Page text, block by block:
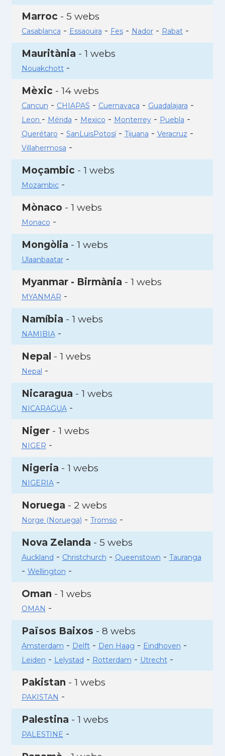
Marroc - 5 webs
Casablanca - Essaouira - Fes- Nador- Rabat-
Mauritània - 1 webs
Nouakchott-
Mèxic - 14 webs
Cancun - CHIAPAS - Cuernavaca - Guadalajara -
Leon - Mérida - Mexico - Monterrey- Puebla -
Querétaro - SanLuisPotosí- Tijuana - Veracruz -
Villahermosa -
Moçambic - 1 webs
Mozambic-
Mònaco - 1 webs
Monaco -
Mongòlia - 1 webs
Ulaanbaatar-
Myanmar - Birmània - 1 webs
MYANMAR -
Namíbia - 1 webs
NAMIBIA-
Nepal - 1 webs
Nepal -
Nicaragua - 1 webs
NICARAGUA-
Niger- 1 webs
NIGER -
Nigeria - 1 webs
NIGERIA-
Noruega - 2 webs
Norge (Noruega) - Tromso -
Nova Zelanda - 5 webs
Auckland - Christchurch - Queenstown - Tauranga
- Wellington -
Oman - 1 webs
OMAN -
Països Baixos - 8 webs
Amsterdam - Delft- Den Haag - Eindhoven -
Leiden - Lelystad - Rotterdam - Utrecht-
Pakistan - 1 webs
PAKISTAN -
Palestina - 1 webs
PALESTINE -